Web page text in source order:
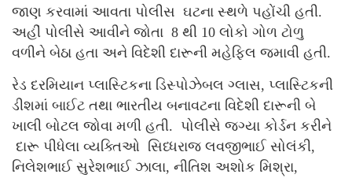
જાણ કરવામાં આવતા પોલીસ ઘટના સ્થળે પહોંચી હતી.
અહીં પોલીસે આવીને જોતા 8 થી 10 લોકો ગોળ ટોળુ
વળીને બેઠા હતા અને વિદેશી દારૂની મહેફિલ જમાવી હતી.
રેડ દરમિયાન પ્લાસ્ટિકના ડિસ્પોઝેબલ ગ્લાસ, પ્લાસ્ટિકની
ડીશમાં બાઈટ તથા ભારતીય બનાવટના વિદેશી દારૂની બે
ખાલી બોટલ જોવા મળી હતી. પોલીસે જગ્યા કોર્ડન કરીને
દારૂ પીધેલા વ્યક્તિઓ સિધ્ધરાજ લવજીભાઈ સોલંકી,
નિલેશભાઈ સુરેશભાઈ ઝાલા, નીતિશ અશોક મિશ્રા,